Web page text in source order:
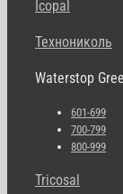
Icopal
Технониколь
Waterstop
601-699
700-799
800-999
Tricosal